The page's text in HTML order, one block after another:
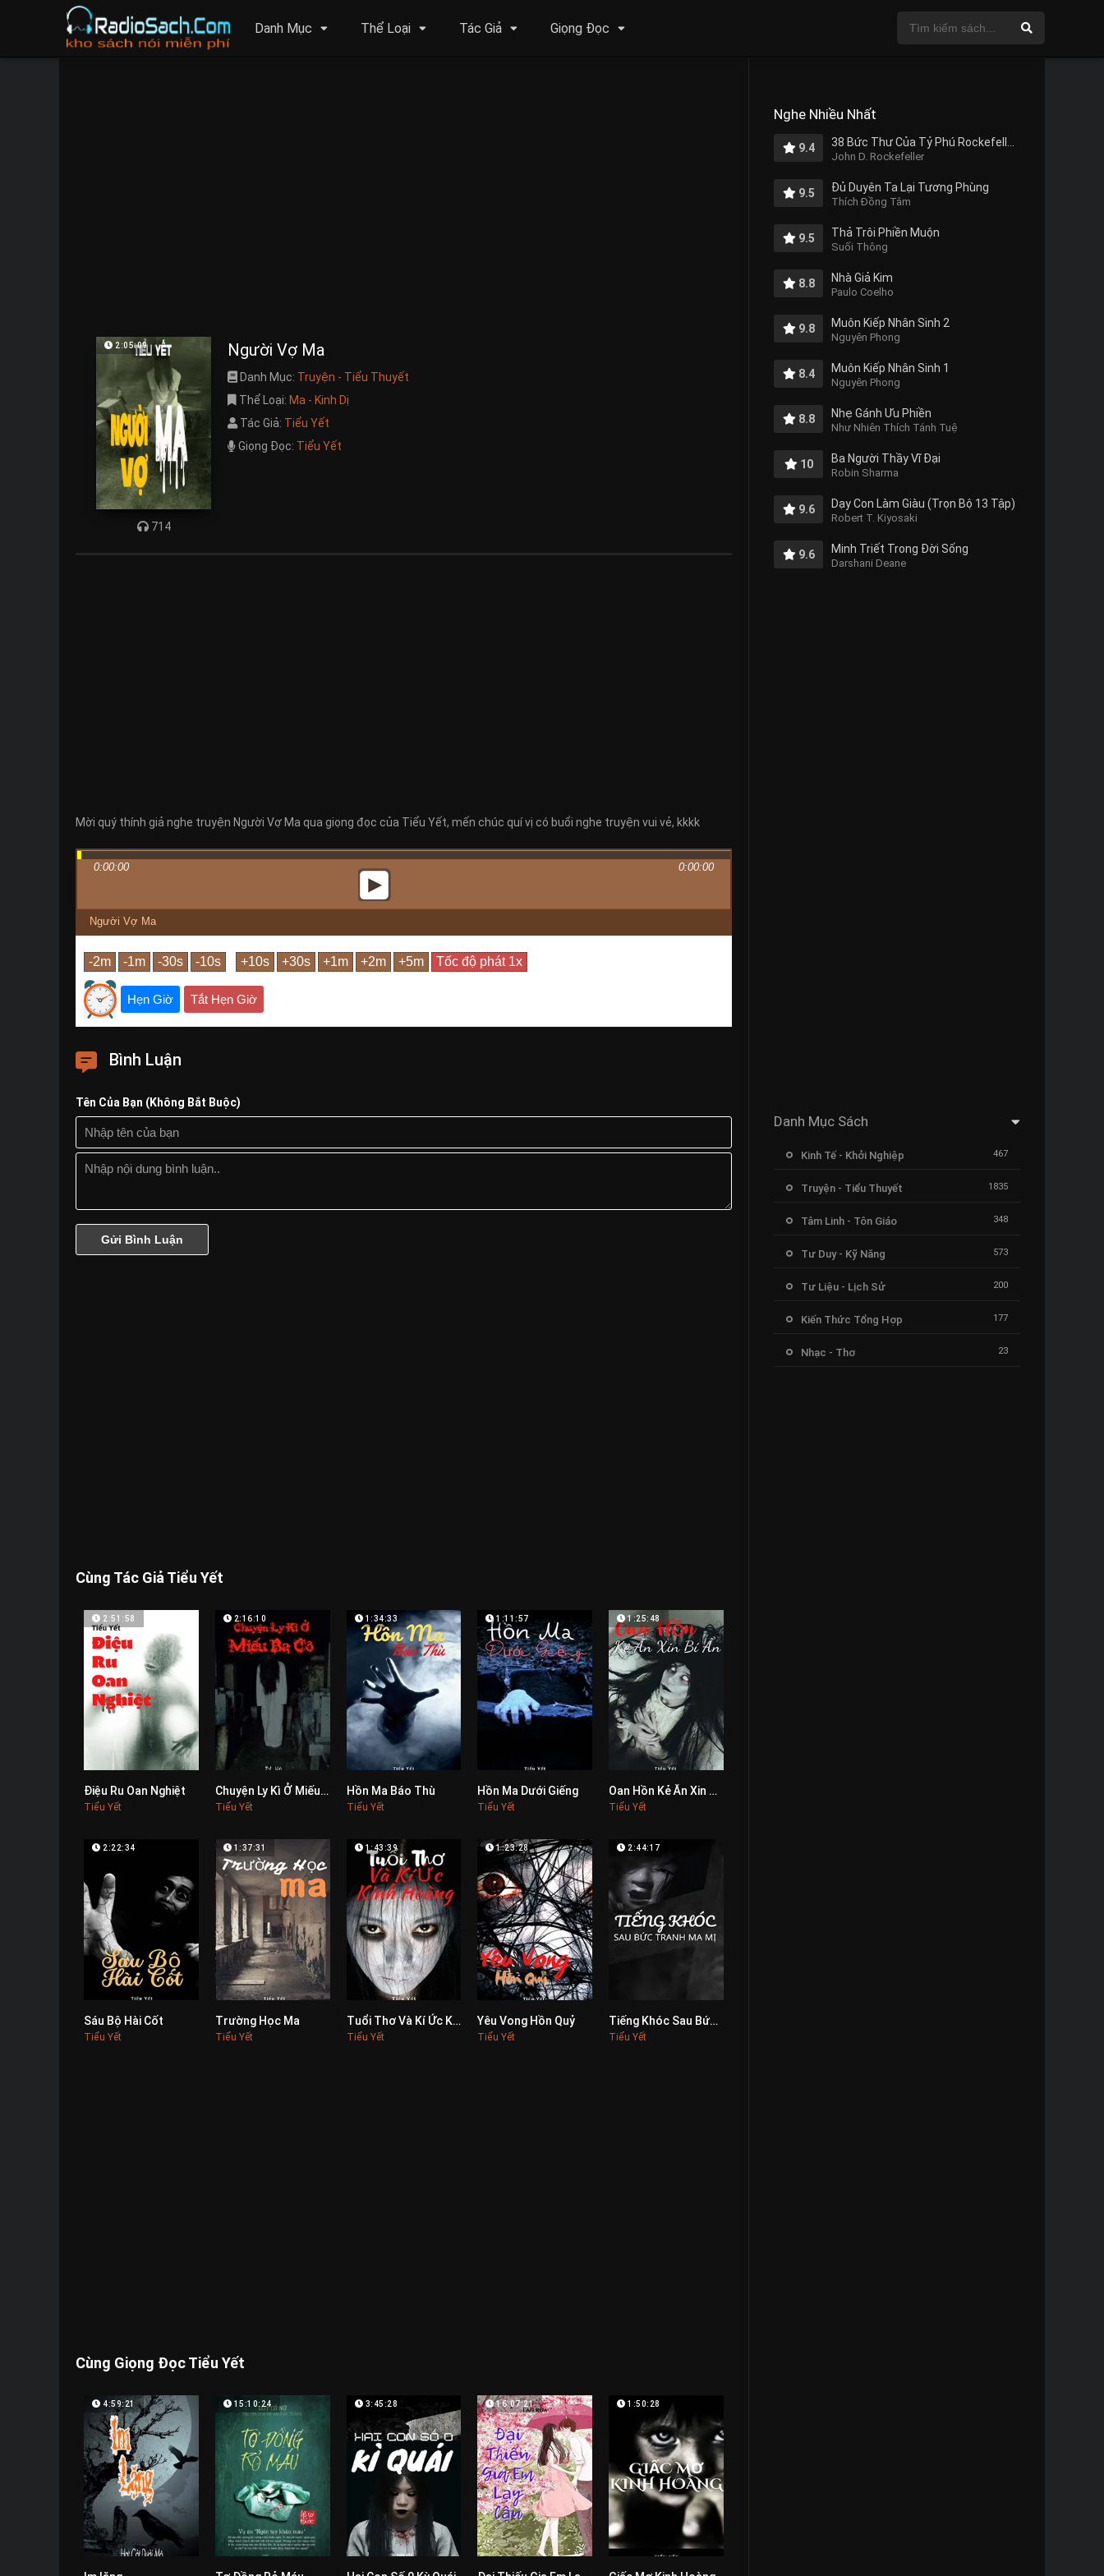
Danh Mục Thể Loại Tác Giả Giọng Đọc
2:05:09
714
Người Vợ Ma
Danh Mục: Truyện - Tiểu Thuyết
Thể Loại: Ma - Kinh Dị
Tác Giả: Tiểu Yết
Giọng Đọc: Tiểu Yết
Mời quý thính giả nghe truyện Người Vợ Ma qua giọng đọc của Tiểu Yết, mến chúc quí vị có buổi nghe truyện vui vẻ, kkkk
0:00:00 0:00:00
Người Vợ Ma
Hẹn Giờ Tắt Hẹn Giờ
Bình Luận
Tên Của Bạn (Không Bắt Buộc)
Cùng Tác Giả Tiểu Yết
2:51:58
Điệu Ru Oan Nghiệt
Tiểu Yết
0
2:16:10
Chuyện Ly Kì Ở Miếu Ba Cô
Tiểu Yết
1:34:33
Hồn Ma Báo Thù
Tiểu Yết
1:11:57
Hồn Ma Dưới Giếng
Tiểu Yết
0
1:25:48
Oan Hồn Kẻ Ăn Xin Bí Ẩn
Tiểu Yết
2:22:34
Sáu Bộ Hài Cốt
Tiểu Yết
1:37:31
Trường Học Ma
Tiểu Yết
0
1:43:39
Tuổi Thơ Và Kí Ức Kinh Hoàng
Tiểu Yết
1:23:28
Yêu Vong Hồn Quỷ
Tiểu Yết
0
2:44:17
Tiếng Khóc Sau Bức Tranh Ma Mị
Tiểu Yết
Cùng Giọng Đọc Tiểu Yết
4:59:21 15:10:24 3:45:28 16:07:21 1:50:28
Nghe Nhiều Nhất
9.4
John D. Rockefeller
9.5 Đủ Duyên Ta Lại Tương Phùng
Thích Đồng Tâm
9.5 Thả Trôi Phiền Muộn
Suối Thông
8.8 Nhà Giả Kim
Paulo Coelho
9.8 Muôn Kiếp Nhân Sinh 2
Nguyên Phong
8.4 Muôn Kiếp Nhân Sinh 1
Nguyên Phong
8.8 Nhẹ Gánh Ưu Phiền
Như Nhiên Thích Tánh Tuệ
10 Ba Người Thầy Vĩ Đại
Robin Sharma
9.6 Dạy Con Làm Giàu (Trọn Bộ 13 Tập)
Robert T. Kiyosaki
9.6 Minh Triết Trong Đời Sống
Darshani Deane
Danh Mục Sách
Kinh Tế - Khởi Nghiệp 467
Truyện - Tiểu Thuyết 1835
Tâm Linh - Tôn Giáo 348
Tư Duy - Kỹ Năng 573
Tư Liệu - Lịch Sử 200
Kiến Thức Tổng Hợp 177
Nhạc - Thơ 23